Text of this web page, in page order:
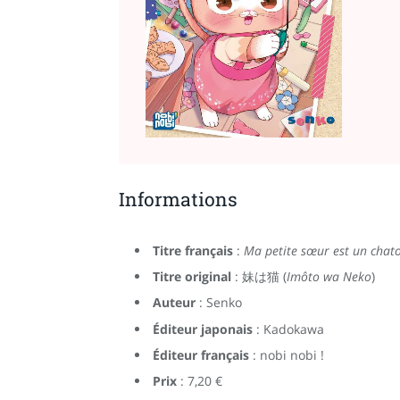
Informations
Titre français : Ma petite sœur est un
Titre original : 妹は猫 (Imôto wa Neko)
Auteur : Senko
Éditeur japonais : Kadokawa
Éditeur français : nobi nobi !
Prix : 7,20 €